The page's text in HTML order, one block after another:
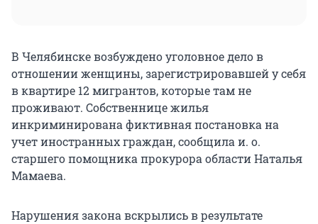
В Челябинске возбуждено уголовное дело в
отношении женщины, зарегистрировавшей у себя
в квартире 12 мигрантов, которые там не
проживают. Собственнице жилья
инкриминирована фиктивная постановка на
учет иностранных граждан, сообщила и. о.
старшего помощника прокурора области Наталья
Мамаева.
Нарушения закона вскрылись в результате